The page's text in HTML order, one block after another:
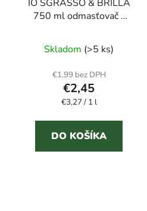
IO SGRASSO & BRILLA
750 ml odmasťovač -
Skladom (>5 ks)
€1,99 bez DPH
€2,45
Jednotková
€3,27 / 1 l
DO KOŠÍKA